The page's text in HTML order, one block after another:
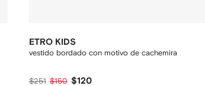
ETRO KIDS
vestido bordado con motivo de cachemira
$251 $150 $120